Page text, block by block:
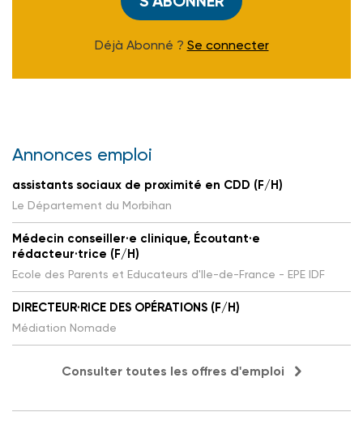
Déjà Abonné ? Se connecter
Annonces emploi
assistants sociaux de proximité en CDD (F/H)
Le Département du Morbihan
Médecin conseiller·e clinique, Écoutant·e
rédacteur·trice (F/H)
Ecole des Parents et Educateurs d'Ile-de-France - EPE IDF
DIRECTEUR·RICE DES OPÉRATIONS (F/H)
Médiation Nomade
Consulter toutes les offres d'emploi